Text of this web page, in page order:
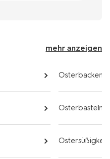
mehr anzeigen
Osterbacken
Osterbasteln